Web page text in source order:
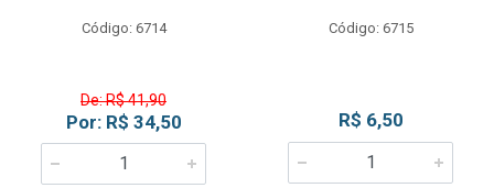
Código: 6714
De: R$ 41,90
Por: R$ 34,50
Código: 6715
R$ 6,50